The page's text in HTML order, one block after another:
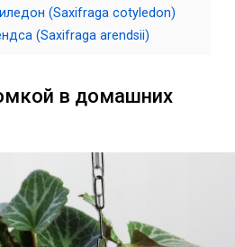
(Saxifraga cotyledon)
(Saxifraga arendsii)
в домашних